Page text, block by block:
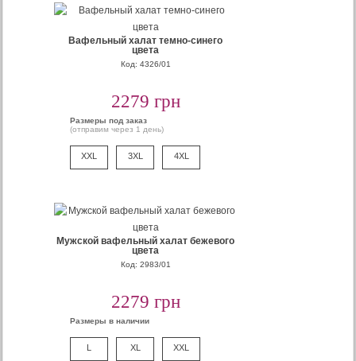
Вафельный халат темно-синего
цвета
Код: 4326/01
2279 грн
Размеры под заказ
(отправим через 1 день)
XXL 3XL 4XL
Мужской вафельный халат бежевого
цвета
Код: 2983/01
2279 грн
Размеры в наличии
L XL XXL